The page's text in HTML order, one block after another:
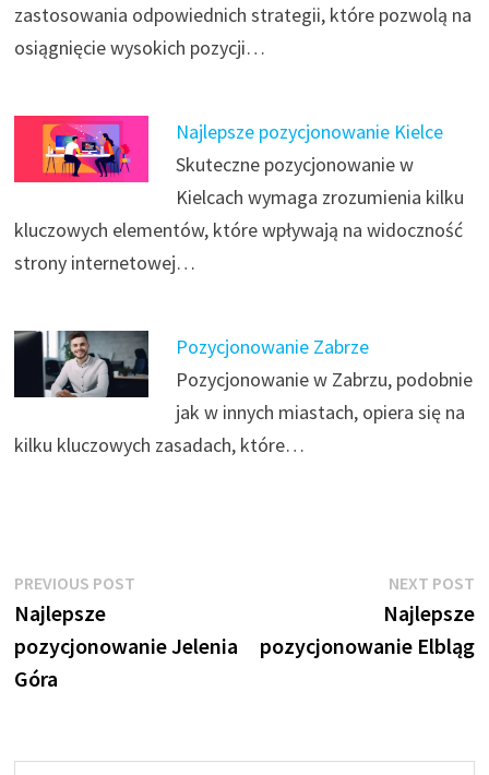
zastosowania odpowiednich strategii, które pozwolą na
osiągnięcie wysokich pozycji…
Najlepsze pozycjonowanie Kielce
Skuteczne pozycjonowanie w
Kielcach wymaga zrozumienia kilku
kluczowych elementów, które wpływają na widoczność
strony internetowej…
Pozycjonowanie Zabrze
Pozycjonowanie w Zabrzu, podobnie
jak w innych miastach, opiera się na
kilku kluczowych zasadach, które…
Nawigacja
wpisu
PREVIOUS POSTPrevious
Najlepsze
pozycjonowanie Jelenia
Góra
NEXT POST
Najlepsze
pozycjonowanie Elbląg